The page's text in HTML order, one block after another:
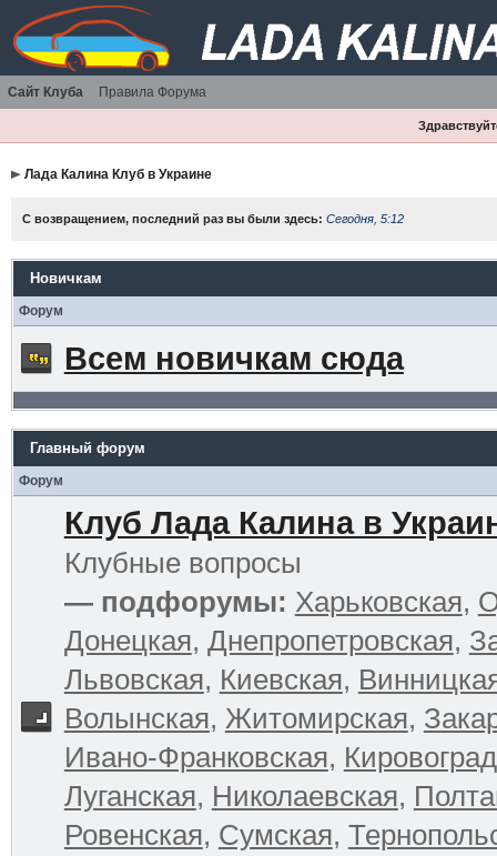
Сайт Клуба Правила Форума
Лада Калина Клуб в Украине
С возвращением, последний раз вы были здесь: Сегодня, 5:12
Новичкам
Форум
Всем новичкам сюда
Главный форум
Форум
Клуб Лада Калина в
Клубные вопросы
— подфорумы: Харьковская,
Донецкая, Днепропетровская,
Львовская, Киевская,
Волынская, Житомирская,
Ивано-Франковская,
Луганская, Николаевская,
Ровенская, Сумская,